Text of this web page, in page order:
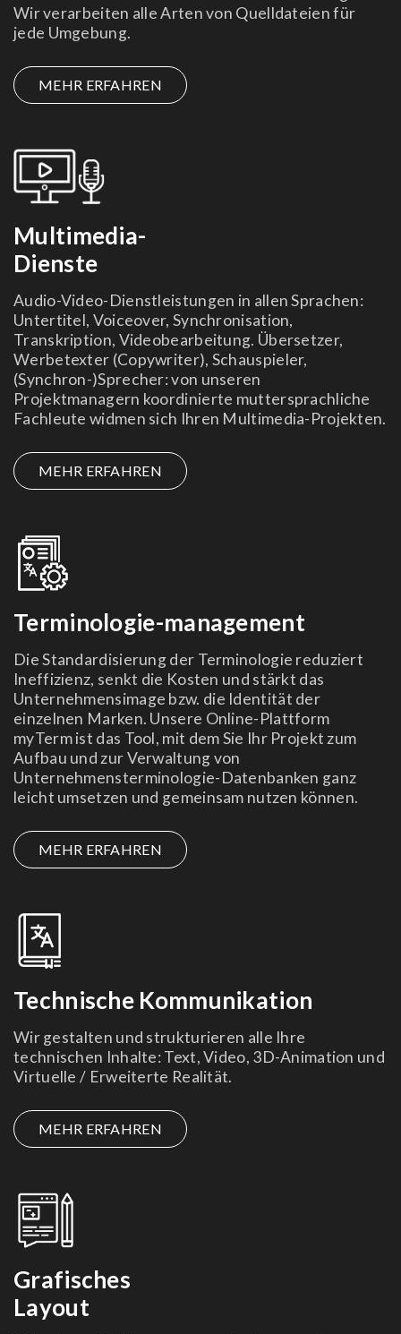
Wir verarbeiten alle Arten von Quelldateien für
jede Umgebung.
MEHR ERFAHREN
Multimedia-
Dienste
Audio-Video-Dienstleistungen in allen Sprachen:
Untertitel, Voiceover, Synchronisation,
Transkription, Videobearbeitung. Übersetzer,
Werbetexter (Copywriter), Schauspieler,
(Synchron-)Sprecher: von unseren
Projektmanagern koordinierte muttersprachliche
Fachleute widmen sich Ihren Multimedia-Projekten.
MEHR ERFAHREN
Terminologie-management
Die Standardisierung der Terminologie reduziert
Ineffizienz, senkt die Kosten und stärkt das
Unternehmensimage bzw. die Identität der
einzelnen Marken. Unsere Online-Plattform
myTerm ist das Tool, mit dem Sie Ihr Projekt zum
Aufbau und zur Verwaltung von
Unternehmensterminologie-Datenbanken ganz
leicht umsetzen und gemeinsam nutzen können.
MEHR ERFAHREN
Technische Kommunikation
Wir gestalten und strukturieren alle Ihre
technischen Inhalte: Text, Video, 3D-Animation und
Virtuelle / Erweiterte Realität.
MEHR ERFAHREN
Grafisches
Layout